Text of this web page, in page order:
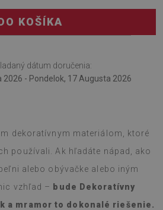
KOŠÍKA
dátum doručenia:
- Pondelok, 17 Augusta 2026
dekoratívnym materiálom, ktoré
používali. Ak hľadáte nápad, ako
alebo obývačke alebo iným
vzhľad – bude Dekoratívny
a mramor to dokonalé riešenie.